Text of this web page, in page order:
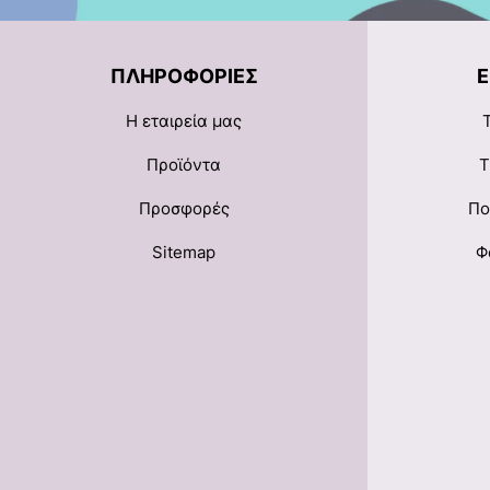
ΠΛΗΡΟΦΟΡΊΕΣ
Η εταιρεία μας
Προϊόντα
Προσφορές
Sitemap